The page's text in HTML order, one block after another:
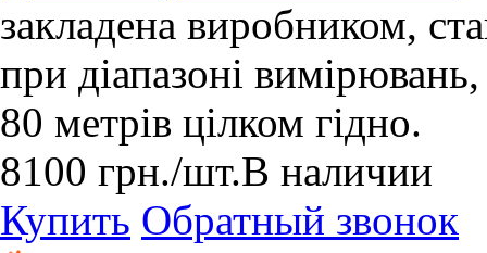
закладена виробником,
при діапазоні
80 метрів цілком гідно.
8100 грн./шт.В наличии
Купить Обратный звонок